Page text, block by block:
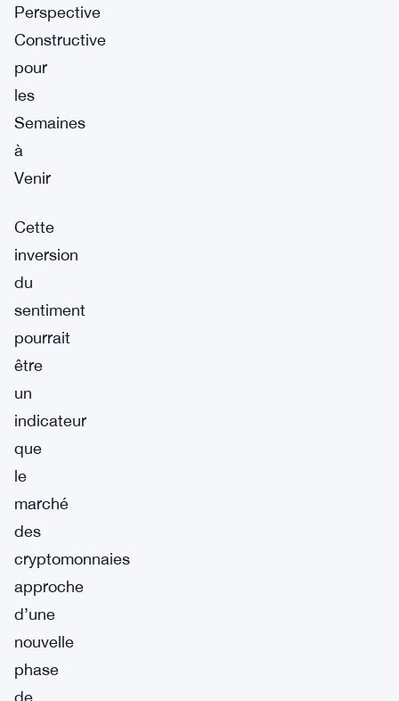
Perspective
Constructive
pour
les
Semaines
à
Venir
Cette
inversion
du
sentiment
pourrait
être
un
indicateur
que
le
marché
des
cryptomonnaies
approche
d’une
nouvelle
phase
de